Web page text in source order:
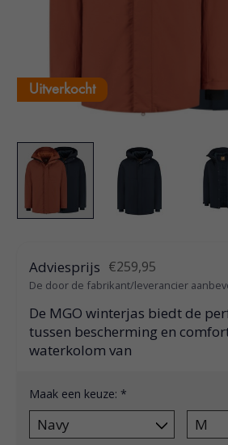
Uitverkocht
Adviesprijs €259,95
De door de fabrikant/leverancier
De MGO winterjas biedt de
tussen bescherming en
waterkolom van
Maak een keuze:*